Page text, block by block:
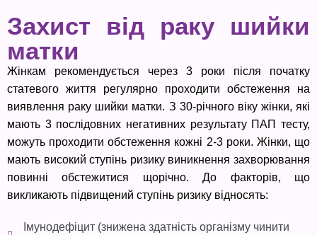
Захист від раку шийки
матки
Жінкам рекомендується через 3 роки після початку
статевого життя регулярно проходити обстеження на
виявлення раку шийки матки. З 30-річного віку жінки, які
мають 3 послідовних негативних результату ПАП тесту,
можуть проходити обстеження кожні 2-3 роки. Жінки, що
мають високий ступінь ризику виникнення захворювання
повинні обстежитися щорічно. До факторів, що
викликають підвищений ступінь ризику відносять:
Імунодефіцит (знижена здатність організму чинити